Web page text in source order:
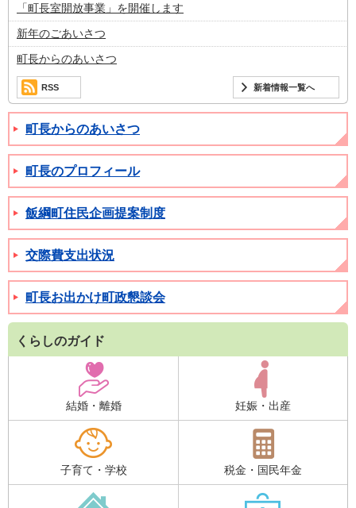
「町長室開放事業」を開催します
新年のごあいさつ
町長からのあいさつ
RSS 新着情報一覧へ
町長からのあいさつ
町長のプロフィール
飯綱町住民企画提案制度
交際費支出状況
町長お出かけ町政懇談会
くらしのガイド
結婚・離婚 妊娠・出産
子育て・学校 税金・国民年金